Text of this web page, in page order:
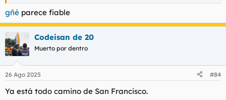
gñé parece fiable
Codeisan de 20
Muerto por dentro
26 Ago 2025 #84
Ya está todo camino de San Francisco.